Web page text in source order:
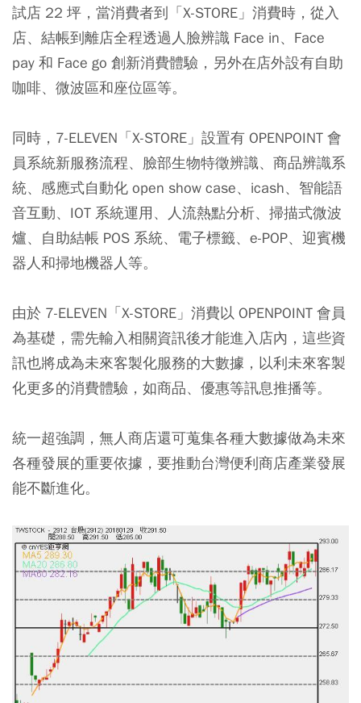
試店 22 坪，當消費者到「X-STORE」消費時，從入
店、結帳到離店全程透過人臉辨識 Face in、Face
pay 和 Face go 創新消費體驗，另外在店外設有自助
咖啡、微波區和座位區等。
同時，7-ELEVEN「X-STORE」設置有 OPENPOINT 會
員系統新服務流程、臉部生物特徵辨識、商品辨識系
統、感應式自動化 open show case、icash、智能語
音互動、IOT 系統運用、人流熱點分析、掃描式微波
爐、自助結帳 POS 系統、電子標籤、e-POP、迎賓機
器人和掃地機器人等。
由於 7-ELEVEN「X-STORE」消費以 OPENPOINT 會員
為基礎，需先輸入相關資訊後才能進入店內，這些資
訊也將成為未來客製化服務的大數據，以利未來客製
化更多的消費體驗，如商品、優惠等訊息推播等。
統一超強調，無人商店還可蒐集各種大數據做為未來
各種發展的重要依據，要推動台灣便利商店產業發展
能不斷進化。